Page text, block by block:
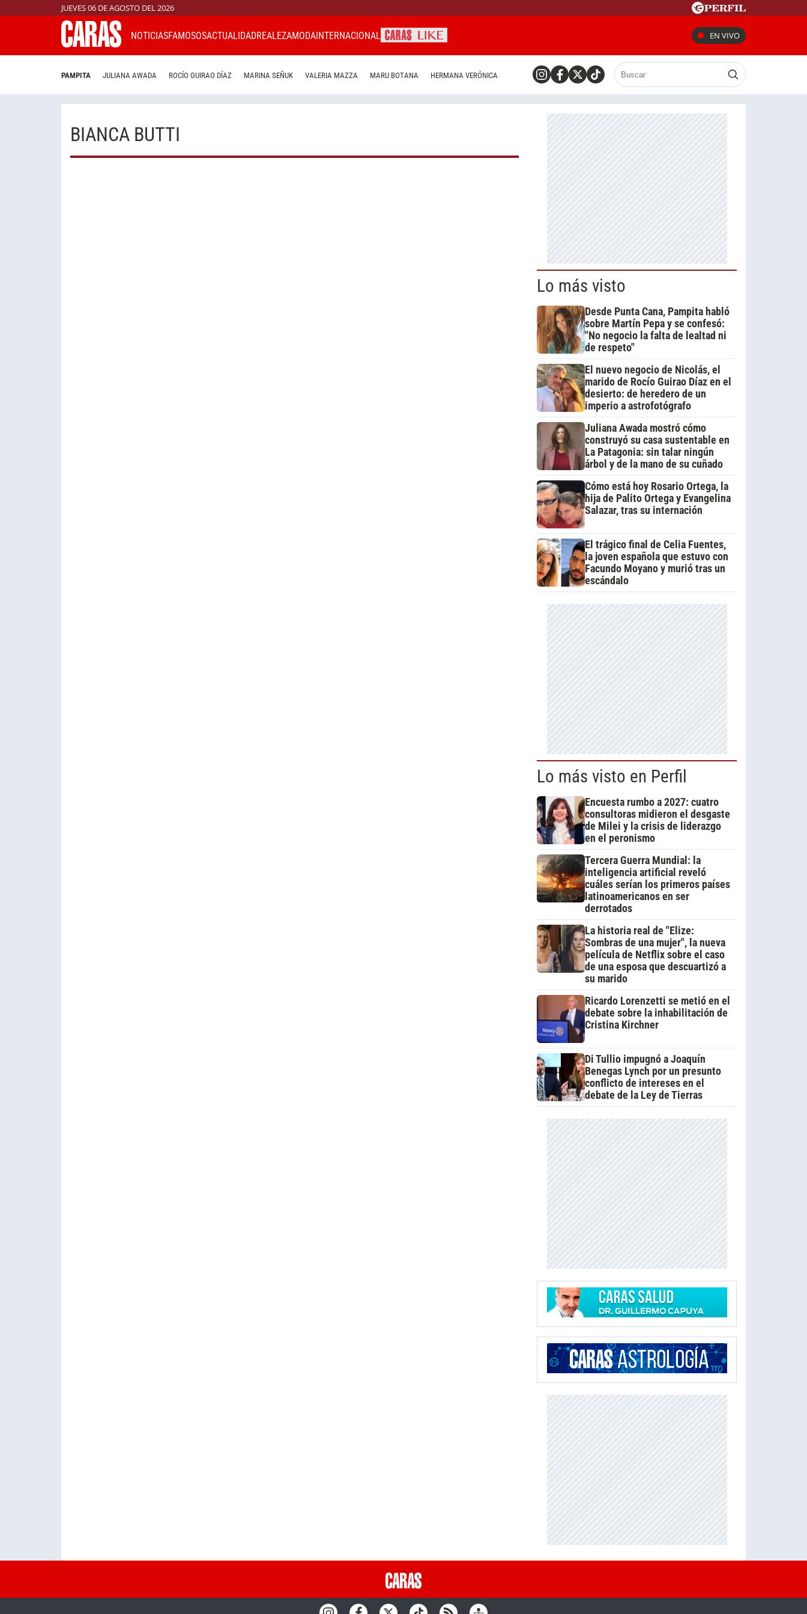
JUEVES 06 DE AGOSTO DEL 2026
NOTICIASFAMOSOSACTUALIDADREALEZAMODAINTERNACIONAL EN VIVO
PAMPITA JULIANA AWADA ROCÍO GUIRAO DÍAZ MARINA SEÑUK VALERIA MAZZA MARU BOTANA HERMANA VERÓNICA
BIANCA BUTTI
Lo más visto
Desde Punta Cana, Pampita habló
sobre Martín Pepa y se confesó:
"No negocio la falta de lealtad ni
de respeto"
El nuevo negocio de Nicolás, el
marido de Rocío Guirao Díaz en el
desierto: de heredero de un
imperio a astrofotógrafo
Juliana Awada mostró cómo
construyó su casa sustentable en
La Patagonia: sin talar ningún
árbol y de la mano de su cuñado
Cómo está hoy Rosario Ortega, la
hija de Palito Ortega y Evangelina
Salazar, tras su internación
El trágico final de Celia Fuentes,
la joven española que estuvo con
Facundo Moyano y murió tras un
escándalo
Lo más visto en Perfil
Encuesta rumbo a 2027: cuatro
consultoras midieron el desgaste
de Milei y la crisis de liderazgo
en el peronismo
Tercera Guerra Mundial: la
inteligencia artificial reveló
cuáles serían los primeros países
latinoamericanos en ser
derrotados
La historia real de "Elize:
Sombras de una mujer", la nueva
película de Netflix sobre el caso
de una esposa que descuartizó a
su marido
Ricardo Lorenzetti se metió en el
debate sobre la inhabilitación de
Cristina Kirchner
Di Tullio impugnó a Joaquín
Benegas Lynch por un presunto
conflicto de intereses en el
debate de la Ley de Tierras